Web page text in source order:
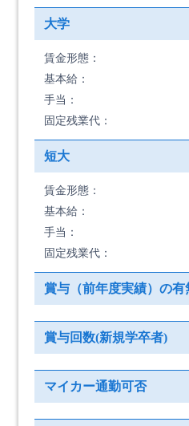
大学
賃金形態：
基本給：
手当：
固定残業代：
短大
賃金形態：
基本給：
手当：
固定残業代：
賞与（前年度実績）の
賞与回数(新規学卒者)
マイカー通勤可否